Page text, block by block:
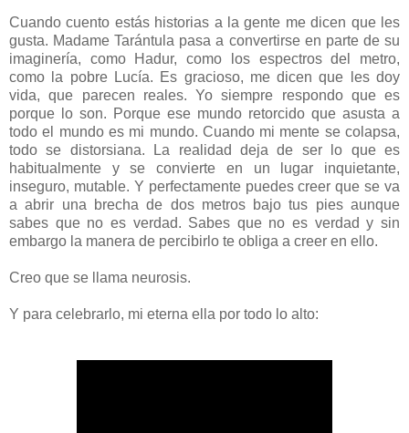
Cuando cuento estás historias a la gente me dicen que les
gusta. Madame Tarántula pasa a convertirse en parte de su
imaginería, como Hadur, como los espectros del metro,
como la pobre Lucía. Es gracioso, me dicen que les doy
vida, que parecen reales. Yo siempre respondo que es
porque lo son. Porque ese mundo retorcido que asusta a
todo el mundo es mi mundo. Cuando mi mente se colapsa,
todo se distorsiana. La realidad deja de ser lo que es
habitualmente y se convierte en un lugar inquietante,
inseguro, mutable. Y perfectamente puedes creer que se va
a abrir una brecha de dos metros bajo tus pies aunque
sabes que no es verdad. Sabes que no es verdad y sin
embargo la manera de percibirlo te obliga a creer en ello.
Creo que se llama neurosis.
Y para celebrarlo, mi eterna ella por todo lo alto: